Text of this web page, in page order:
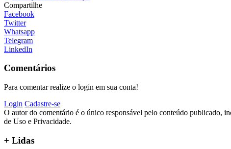
Compartilhe
Facebook
Twitter
Whatsapp
Telegram
LinkedIn
Comentários
Para comentar realize o login em sua conta!
Login Cadastre-se
O autor do comentário é o único responsável pelo conteúdo publicado,
de Uso e Privacidade.
+ Lidas